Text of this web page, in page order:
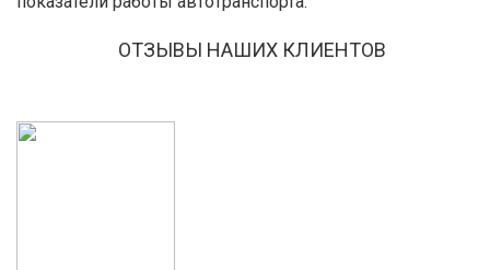
ОТЗЫВЫ НАШИХ КЛИЕНТОВ